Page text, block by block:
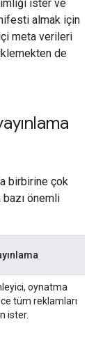
ister ve
almak için
meta verileri
de
birbirine çok
bazı önemli
oynatma
tüm reklamları
ister.